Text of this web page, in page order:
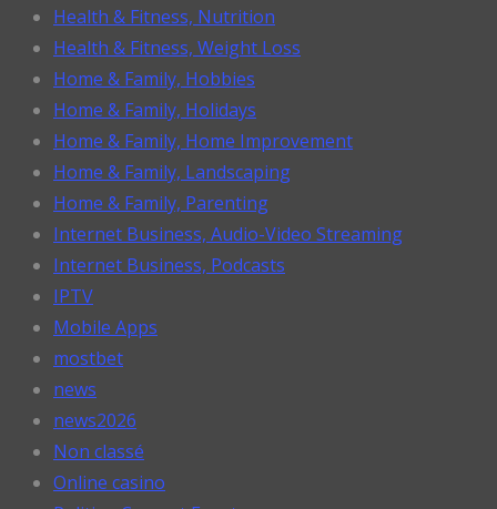
Health & Fitness, Nutrition
Health & Fitness, Weight Loss
Home & Family, Hobbies
Home & Family, Holidays
Home & Family, Home Improvement
Home & Family, Landscaping
Home & Family, Parenting
Internet Business, Audio-Video Streaming
Internet Business, Podcasts
IPTV
Mobile Apps
mostbet
news
news2026
Non classé
Online casino